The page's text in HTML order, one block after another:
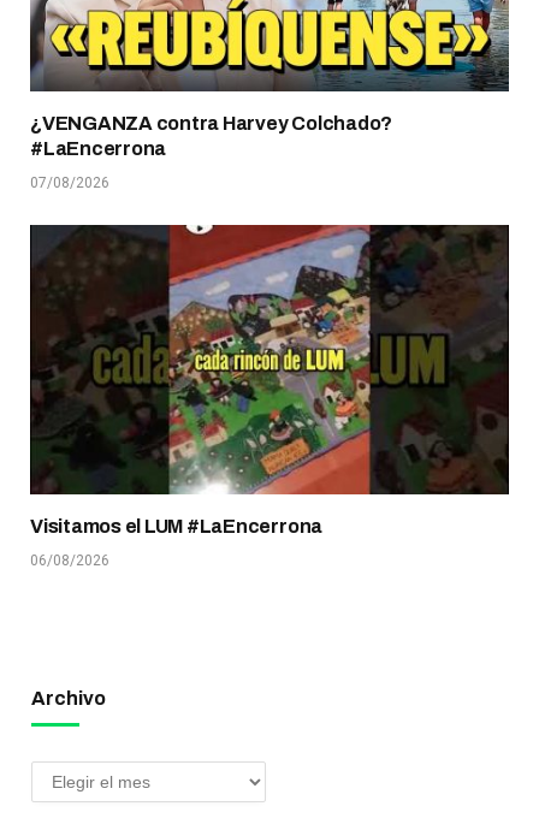
¿VENGANZA contra Harvey Colchado?
#LaEncerrona
07/08/2026
Visitamos el LUM #LaEncerrona
06/08/2026
Archivo